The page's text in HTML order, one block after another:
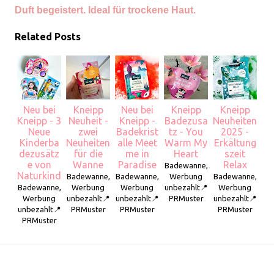
Duft begeistert. Ideal für trockene Haut.
Related Posts
Neu bei
Kneipp - 3
Neue
Kinderba
dezusätz
e von
Naturkind
Badewanne,
Werbung
unbezahlt📍
PRMuster
Kneipp
Neuheit -
zwei
Neuheiten
für die
Wanne
Badewanne,
Werbung
unbezahlt📍
PRMuster
Neu bei
Kneipp -
Badekrist
alle Meet
me in
Paradise
Badewanne,
Werbung
unbezahlt📍
PRMuster
Kneipp
Badezusa
tz - You
Warm My
Heart
Badewanne,
Werbung
unbezahlt📍
PRMuster
Kneipp
Neuheiten
2025 -
Erkältung
szeit
Relax
Badewanne,
Werbung
unbezahlt📍
PRMuster